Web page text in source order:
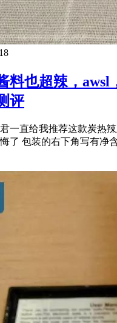
料也超辣，awsl
评
一直给我推荐这款炭热
了 包装的右下角写有净